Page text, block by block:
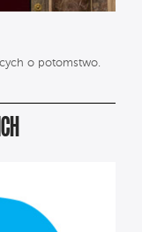
o potomstwo.